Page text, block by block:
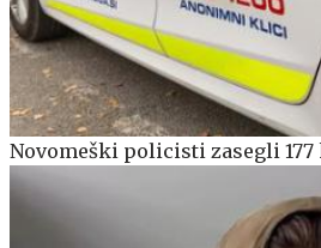
Novomeški policisti zasegli